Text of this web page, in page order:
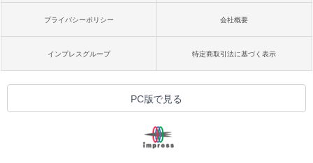
プライバシーポリシー 会社概要
インプレスグループ 特定商取引法に基づく表示
PC版で見る